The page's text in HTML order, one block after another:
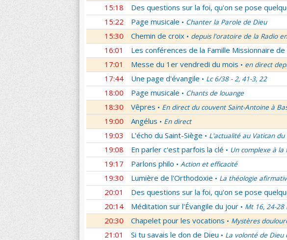
15:18 Des questions sur la foi, qu'on se pose
15:22 Page musicale • Chanter la Parole de Dieu
15:30 Chemin de croix • depuis l'oratoire de la Radio
16:01 Les conférences de la Famille Missionnaire
17:01 Messe du 1er vendredi du mois • en direct
17:44 Une page d'évangile • Lc 6/38 - 2, 41-3, 22
18:00 Page musicale • Chants de louange
18:30 Vêpres • En direct du couvent Saint-Antoine à
19:00 Angélus • En direct
19:03 L'écho du Saint-Siège • L'actualité au Vatican
19:08 En parler c'est parfois la clé • Un complexe à la
19:17 Parlons philo • Action et efficacité
19:30 Lumière de l'Orthodoxie • La théologie
20:01 Des questions sur la foi, qu'on se pose
20:14 Méditation sur l'Évangile du jour • Mt 16, 24-28
20:30 Chapelet pour les vocations • Mystères
21:01 Si tu savais le don de Dieu • La volonté de